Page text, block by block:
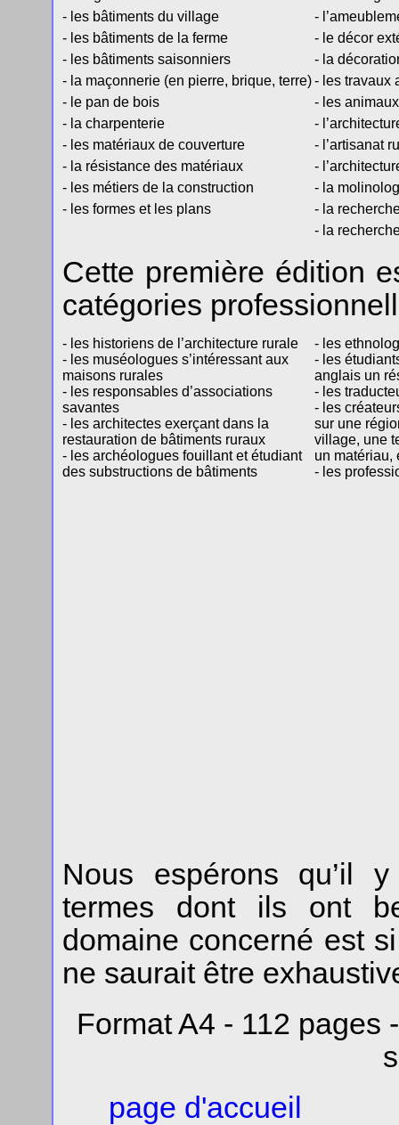
- les bâtiments du village
- les bâtiments de la ferme
- les bâtiments saisonniers
- la maçonnerie (en pierre, brique, terre)
- le pan de bois
- la charpenterie
- les matériaux de couverture
- la résistance des matériaux
- les métiers de la construction
- les formes et les plans
-
- le décor
- la
- les travaux
- les
-
- l’artisanat
-
- la
- la
- la
Cette première édition
catégories
- les historiens de l’architecture rurale
- les muséologues s’intéressant aux
maisons rurales
- les responsables d’associations
savantes
- les architectes exerçant dans la
restauration de bâtiments ruraux
- les archéologues fouillant et étudiant
des substructions de bâtiments
- les
- les
anglais un
- les
- les
sur une
village, une
un matériau,
- les
Nous espérons qu’il
termes dont ils ont
domaine concerné est
ne saurait être
Format A4 - 112 pages
page d'accueil